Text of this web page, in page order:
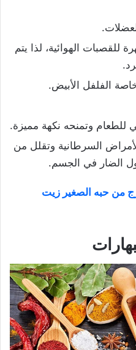
الهوائية، لذا يتم
الفلفل الأبيض.
للطعام وتمنحه نكهة مميزة.
السرطانية وتقلل من
الضار في الجسم.
من حبه الصغير زيت